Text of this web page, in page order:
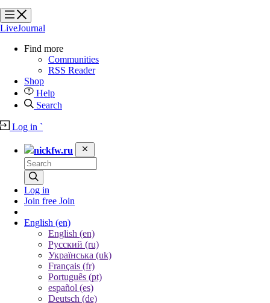
?
?
LiveJournal
Find more
Communities
RSS Reader
Shop
Help
Search
Log in `
nickfw.ru
Log in
Join free Join
English (en)
English (en)
Русский (ru)
Українська (uk)
Français (fr)
Português (pt)
español (es)
Deutsch (de)